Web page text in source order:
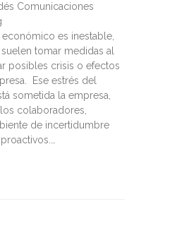
Comunicaciones
es inestable,
tomar medidas al
posibles crisis o efectos
Ese estrés del
sometida la empresa,
colaboradores,
de incertidumbre